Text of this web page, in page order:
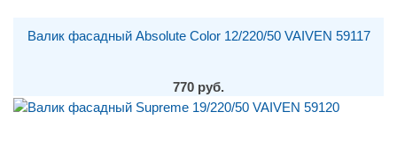
Валик фасадный Absolute Color 12/220/50 VAIVEN 59117
770 руб.